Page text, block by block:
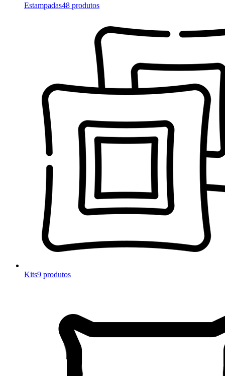
Estampadas48 produtos
Kits9 produtos